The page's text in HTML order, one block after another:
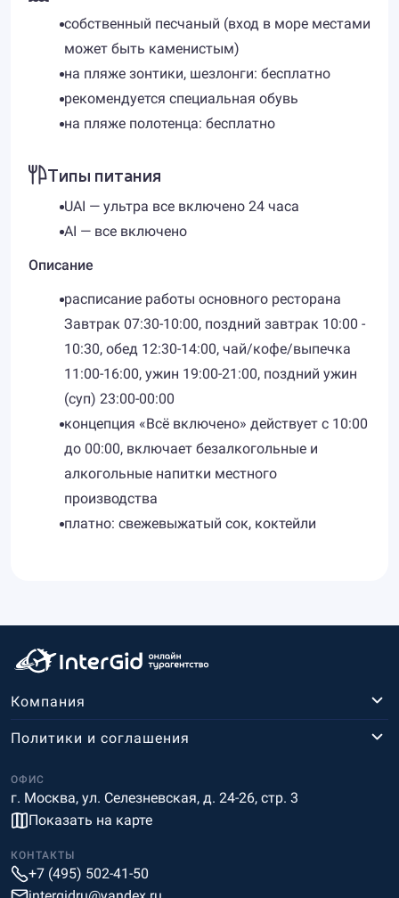
собственный песчаный (вход в море местами
может быть каменистым)
на пляже зонтики, шезлонги: бесплатно
рекомендуется специальная обувь
на пляже полотенца: бесплатно
Типы питания
UAI — ультра все включено 24 часа
AI — все включено
Описание
расписание работы основного ресторана
Завтрак 07:30-10:00, поздний завтрак 10:00 -
10:30, обед 12:30-14:00, чай/кофе/выпечка
11:00-16:00, ужин 19:00-21:00, поздний ужин
(суп) 23:00-00:00
концепция «Всё включено» действует с 10:00
до 00:00, включает безалкогольные и
алкогольные напитки местного
производства
платно: свежевыжатый сок, коктейли
Компания
ОФИС
г. Москва, ул. Селезневская, д. 24-26, стр. 3
Показать на карте
Политики и соглашения
КОНТАКТЫ
+7 (495) 502-41-50